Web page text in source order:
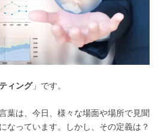
ィング」です。
葉は、今日、様々な場面や場所で見聞
なっています。しかし、その定義は？